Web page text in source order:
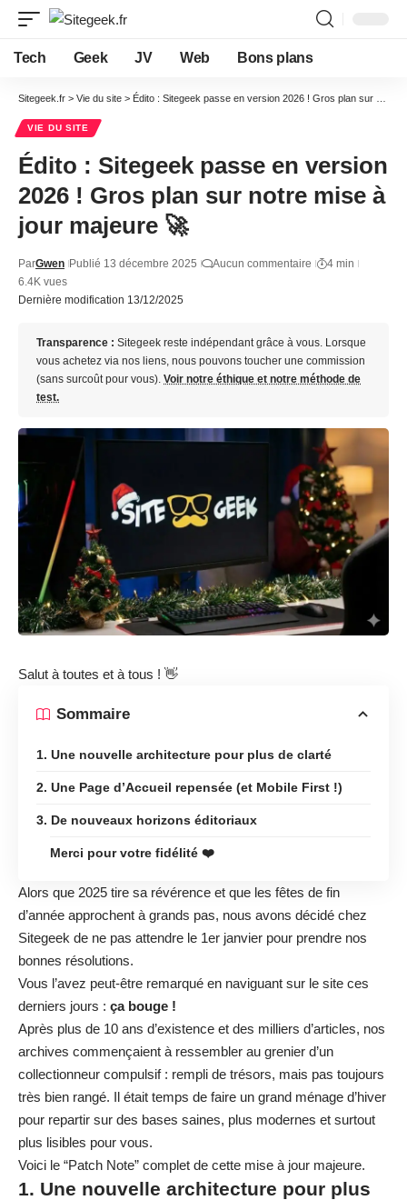
Tech Geek JV Web Bons plans
Sitegeek.fr > Vie du site > Édito : Sitegeek passe en version 2026 ! Gros plan sur notre mise à jour majeure 🚀
VIE DU SITE
Édito : Sitegeek passe en version
2026 ! Gros plan sur notre mise à
jour majeure 🚀
Dernière modification 13/12/2025
ParGwen Publié 13 décembre 2025 Aucun commentaire
4 min
6.4K vues
Transparence : Sitegeek reste indépendant grâce à vous. Lorsque
vous achetez via nos liens, nous pouvons toucher une commission
(sans surcoût pour vous). Voir notre éthique et notre méthode de
test.
Salut à toutes et à tous ! 👋
Sommaire
1. Une nouvelle architecture pour plus de clarté
2. Une Page d’Accueil repensée (et Mobile First !)
3. De nouveaux horizons éditoriaux
Merci pour votre fidélité ❤️
Alors que 2025 tire sa révérence et que les fêtes de fin
d’année approchent à grands pas, nous avons décidé chez
Sitegeek de ne pas attendre le 1er janvier pour prendre nos
bonnes résolutions.
Vous l’avez peut-être remarqué en naviguant sur le site ces
derniers jours : ça bouge !
Après plus de 10 ans d’existence et des milliers d’articles, nos
archives commençaient à ressembler au grenier d’un
collectionneur compulsif : rempli de trésors, mais pas toujours
très bien rangé. Il était temps de faire un grand ménage d’hiver
pour repartir sur des bases saines, plus modernes et surtout
plus lisibles pour vous.
Voici le “Patch Note” complet de cette mise à jour majeure.
1. Une nouvelle architecture pour plus